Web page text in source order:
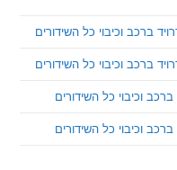
כל השידורים
כל השידורים
כל השידורים
כל השידורים